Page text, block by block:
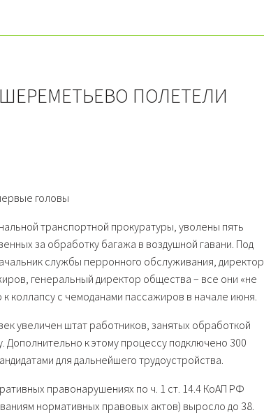
ПОЛЕТЕЛИ
транспортной прокуратуры, уволены пять
за обработку багажа в воздушной гавани. Под
службы перронного обслуживания, директор
генеральный директор общества – все они «не
коллапсу с чемоданами пассажиров в начале июня.
увеличен штат работников, занятых обработкой
к этому процессу подключено 300
для дальнейшего трудоустройства.
правонарушениях по ч. 1 ст. 14.4 КоАП РФ
нормативных правовых актов) выросло до 38.